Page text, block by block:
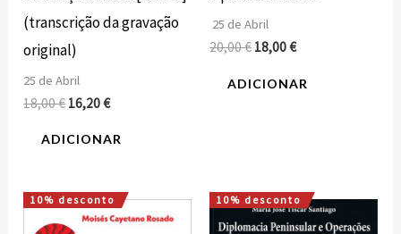
(transcrição da gravação
original)
25 de Abril
18,00€ 16,20€
ADICIONAR
25 de Abril
20,00€ 18,00€
ADICIONAR
10% desconto
O
preço
O
preço
10% desconto
O
preço
O
preço